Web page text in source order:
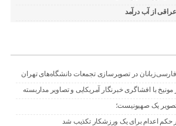
عراقی از آب درآمد
در تصویرسازی تجمعات دانشگاه‌های تهران
با افشاگری خبرنگار آمریکایی و تصاویر مداربسته
یک صهیونیست؛
حکم اعدام برای یک ورزشکار تکذیب شد